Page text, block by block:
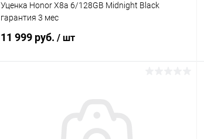
Уценка Honor X8a 6/128GB Midnight Black
гарантия 3 мес
11 999 руб. / шт